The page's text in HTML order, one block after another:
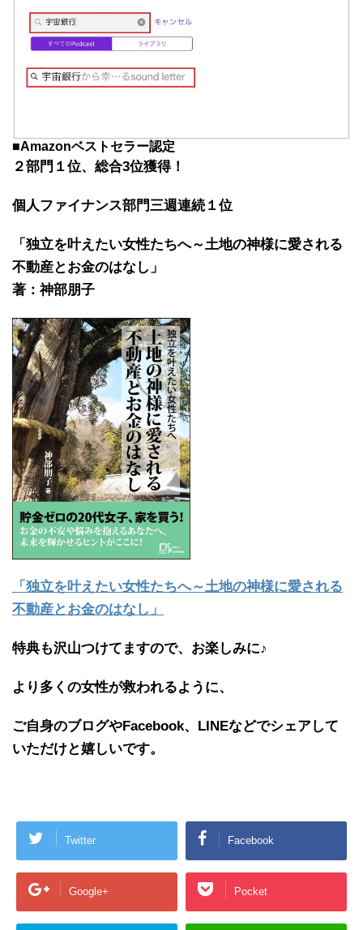
■Amazonベストセラー認定
２部門１位、総合3位獲得！
個人ファイナンス部門三週連続１位
「独立を叶えたい女性たちへ～土地の神様に愛される
不動産とお金のはなし」
著：神部朋子
「独立を叶えたい女性たちへ～土地の神様に愛される
不動産とお金のはなし」
特典も沢山つけてますので、お楽しみに♪
より多くの女性が救われるように、
ご自身のブログやFacebook、LINEなどでシェアして
いただけと嬉しいです。
Twitter Facebook
Google+ Pocket